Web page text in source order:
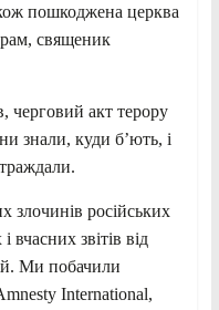
пошкоджена церква
священик
черговий акт терору
знали, куди бʼють, і
злочинів російських
вчасних звітів від
Ми побачили
International,